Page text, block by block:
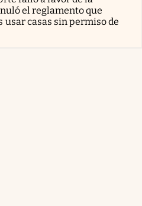
el reglamento que
casas sin permiso de